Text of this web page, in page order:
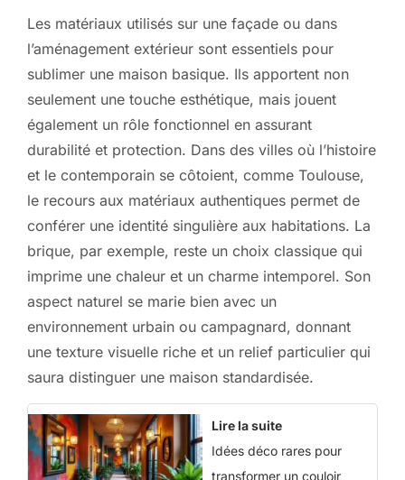
Les matériaux utilisés sur une façade ou dans
l’aménagement extérieur sont essentiels pour
sublimer une maison basique. Ils apportent non
seulement une touche esthétique, mais jouent
également un rôle fonctionnel en assurant
durabilité et protection. Dans des villes où l’histoire
et le contemporain se côtoient, comme Toulouse,
le recours aux matériaux authentiques permet de
conférer une identité singulière aux habitations. La
brique, par exemple, reste un choix classique qui
imprime une chaleur et un charme intemporel. Son
aspect naturel se marie bien avec un
environnement urbain ou campagnard, donnant
une texture visuelle riche et un relief particulier qui
saura distinguer une maison standardisée.
Lire la suite
Idées déco rares pour
transformer un couloir